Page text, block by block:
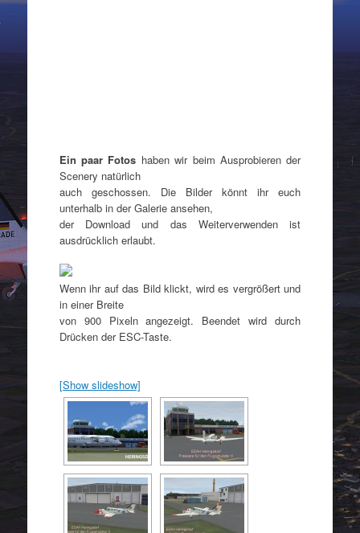
Ein paar Fotos haben wir beim Ausprobieren der
Scenery natürlich
auch geschossen. Die Bilder könnt ihr euch
unterhalb in der Galerie ansehen,
der Download und das Weiterverwenden ist
ausdrücklich erlaubt.
Wenn ihr auf das Bild klickt, wird es vergrößert und
in einer Breite
von 900 Pixeln angezeigt. Beendet wird durch
Drücken der ESC-Taste.
[Show slideshow]